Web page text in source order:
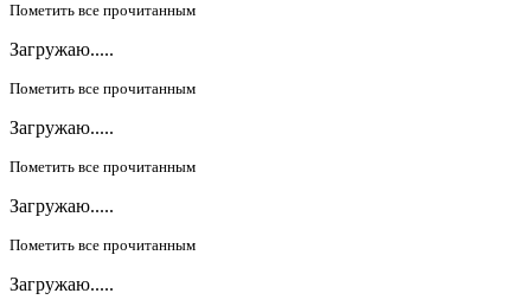
Пометить все прочитанным
Загружаю.....
Пометить все прочитанным
Загружаю.....
Пометить все прочитанным
Загружаю.....
Пометить все прочитанным
Загружаю.....